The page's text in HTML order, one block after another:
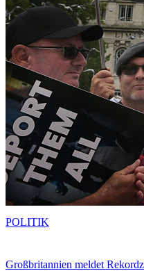
Großbritannien meldet
POLITIK